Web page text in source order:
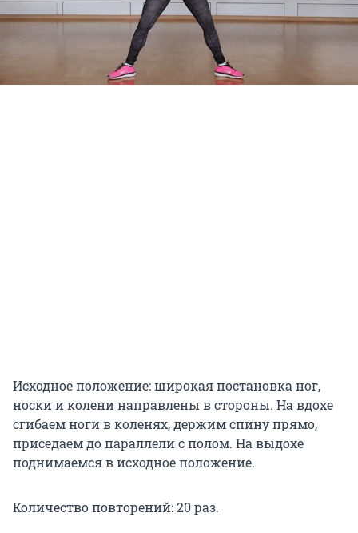
Исходное положение: широкая постановка ног,
носки и колени направлены в стороны. На вдохе
сгибаем ноги в коленях, держим спину прямо,
приседаем до параллели с полом. На выдохе
поднимаемся в исходное положение.
Количество повторений: 20 раз.